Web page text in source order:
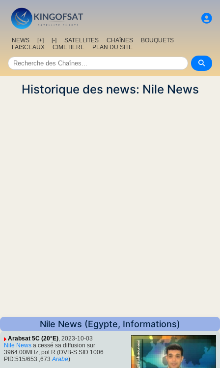
NEWS [+] [-] SATELLITES CHAîNES
BOUQUETS
FAISCEAUX
CIMETIERE PLAN DU SITE
Historique des news: Nile News
Nile News (Egypte, Informations)
Arabsat 5C (20°E), 2023-10-03
Nile News a cessé sa diffusion sur
3964.00MHz, pol.R (DVB-S SID:1006
PID:515/653 ,673Arabe)